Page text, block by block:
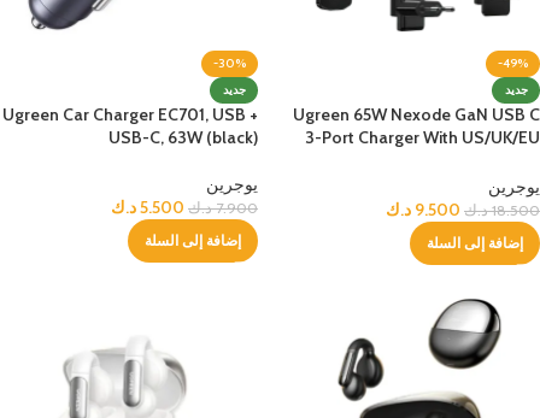
-49%
جديد
Ugreen 65W Nexode GaN USB C
3-Port Charger With US/UK/EU
يوجرين
18.500 د.ك 9.500 د.ك
إضافة إلى السلة
-30%
جديد
Ugreen Car Charger EC701, USB +
USB-C, 63W (black)
يوجرين
7.900 د.ك 5.500د.ك
إضافة إلى السلة